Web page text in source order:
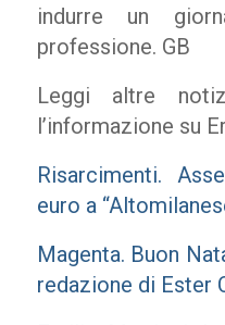
indurre un
professione. GB
Leggi altre
l’informazione su
Risarcimenti.
euro a
Magenta. Buon
redazione di Ester